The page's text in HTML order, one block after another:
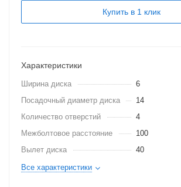
Купить в 1 клик
Характеристики
Ширина диска
6
Посадочный диаметр диска
14
Количество отверстий
4
Межболтовое расстояние
100
Вылет диска
40
Все характеристики